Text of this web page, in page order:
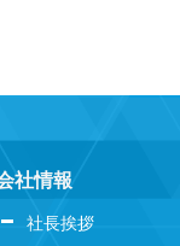
社情報
社長挨拶